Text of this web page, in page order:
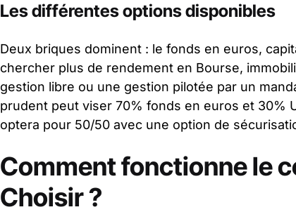
Les différentes options disponibles
Deux briques dominent : le fonds en euros,
chercher plus de rendement en Bourse,
gestion libre ou une gestion pilotée par un
prudent peut viser 70% fonds en euros et 30%
optera pour 50/50 avec une option de
Comment fonctionne le
Choisir ?